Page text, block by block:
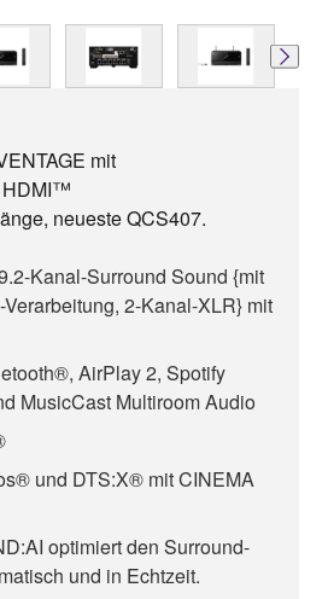
mit
neueste QCS407.
Kanal-Surround Sound {mit
2-Kanal-XLR} mit
AirPlay 2, Spotify
MusicCast Multiroom Audio
und DTS:X® mit CINEMA
optimiert den Surround-
und in Echtzeit.